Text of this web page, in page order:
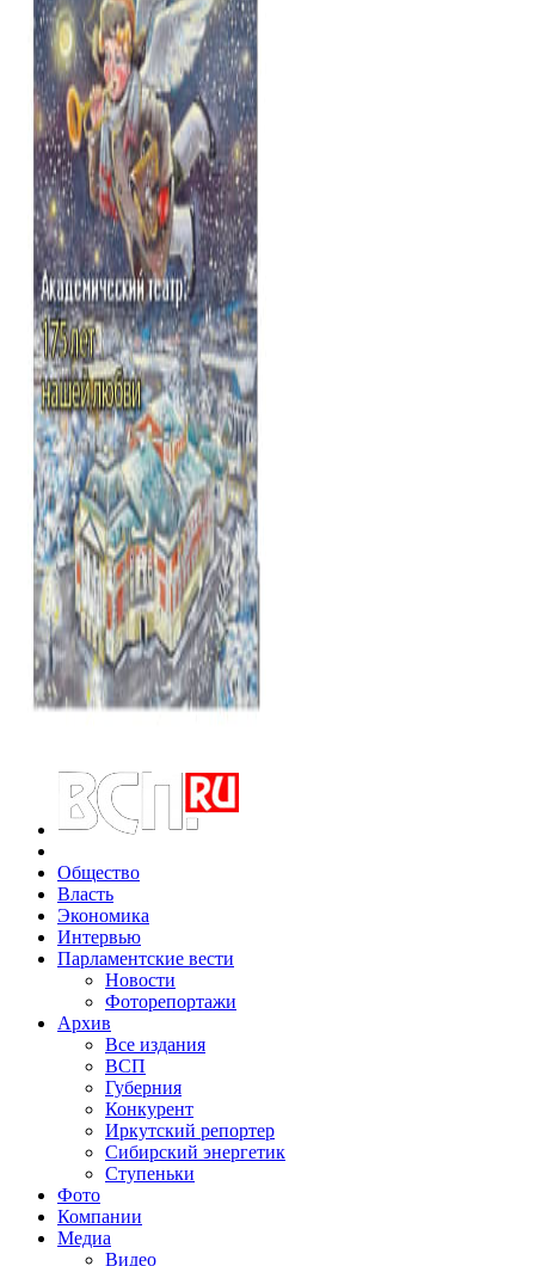
Общество
Власть
Экономика
Интервью
Парламентские вести
Новости
Фоторепортажи
Архив
Все издания
ВСП
Губерния
Конкурент
Иркутский репортер
Сибирский энергетик
Ступеньки
Фото
Компании
Медиа
Видео